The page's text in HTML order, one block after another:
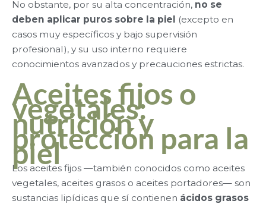
No obstante, por su alta concentración, no se
deben aplicar puros sobre la piel (excepto en
casos muy específicos y bajo supervisión
profesional), y su uso interno requiere
conocimientos avanzados y precauciones estrictas.
Aceites fijos o
vegetales:
nutrición y
protección para la
piel
Los aceites fijos —también conocidos como aceites
vegetales, aceites grasos o aceites portadores— son
sustancias lipídicas que sí contienen ácidos grasos